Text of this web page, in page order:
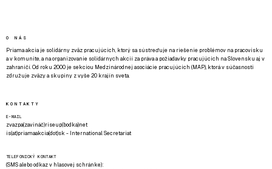
O NÁS
Priama akcia je solidárny zväz pracujúcich, ktorý sa sústreďuje na riešenie problémov na pracovisku
a v komunite, a na organizovanie solidárnych akcií za práva a požiadavky pracujúcich na Slovensku aj v
zahraničí. Od roku 2000 je sekciou Medzinárodnej asociácie pracujúcich (MAP), ktorá v súčasnosti
združuje zväzy a skupiny z vyše 20 krajín sveta.
KONTAKTY
E-MAIL
zvazpa(zavináč)riseup(bodka)net
is(at)priamaakcia(dot)sk - International Secretariat
TELEFONICKÝ KONTAKT
(SMS alebo odkaz v hlasovej schránke):